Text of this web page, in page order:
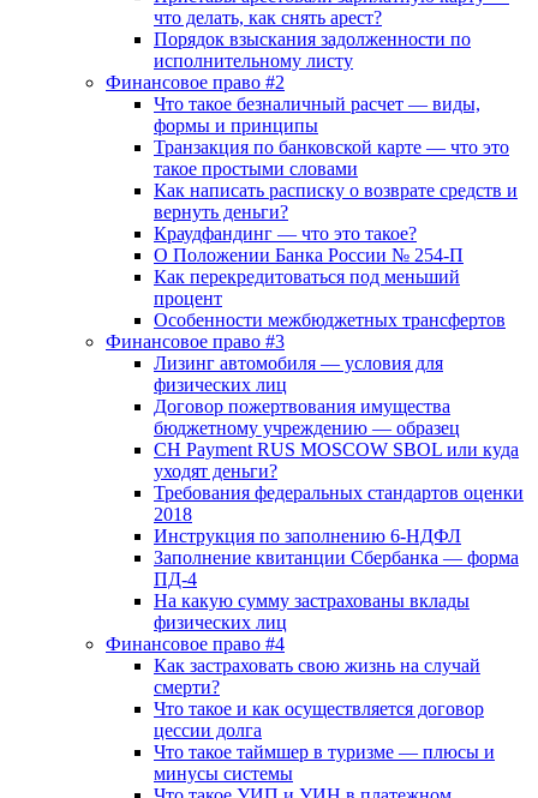
что делать, как снять арест?
Порядок взыскания задолженности по
исполнительному листу
Финансовое право #2
Что такое безналичный расчет — виды,
формы и принципы
Транзакция по банковской карте — что это
такое простыми словами
Как написать расписку о возврате средств и
вернуть деньги?
Краудфандинг — что это такое?
О Положении Банка России № 254-П
Как перекредитоваться под меньший
процент
Особенности межбюджетных трансфертов
Финансовое право #3
Лизинг автомобиля — условия для
физических лиц
Договор пожертвования имущества
бюджетному учреждению — образец
CH Payment RUS MOSCOW SBOL или куда
уходят деньги?
Требования федеральных стандартов оценки
2018
Инструкция по заполнению 6-НДФЛ
Заполнение квитанции Сбербанка — форма
ПД-4
На какую сумму застрахованы вклады
физических лиц
Финансовое право #4
Как застраховать свою жизнь на случай
смерти?
Что такое и как осуществляется договор
цессии долга
Что такое таймшер в туризме — плюсы и
минусы системы